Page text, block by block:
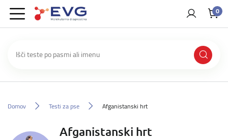
0
Domov Testi za pse Afganistanski hrt
Afganistanski hrt